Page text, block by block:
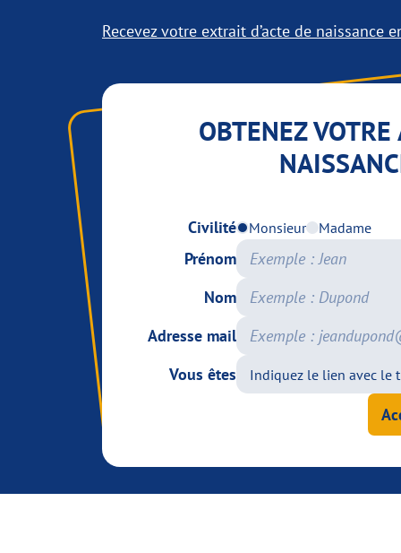
Recevez votre extrait d’acte de naissance
OBTENEZ VOTRE
Civilité Monsieur Madame
Prénom
Nom
Adresse mail
Vous êtes